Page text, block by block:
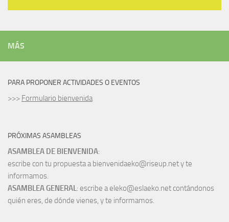
MÁS
PARA PROPONER ACTIVIDADES O EVENTOS
>>> Formulario bienvenida
PRÓXIMAS ASAMBLEAS
ASAMBLEA DE BIENVENIDA:
escribe con tu propuesta a bienvenidaeko@riseup.net y te
informamos.
ASAMBLEA GENERAL: escribe a eleko@eslaeko.net contándonos
quién eres, de dónde vienes, y te informamos.